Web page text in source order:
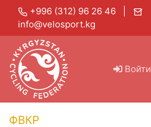
+996 (312) 96 26 46 |
info@velosport.kg
Войти
ФВКР